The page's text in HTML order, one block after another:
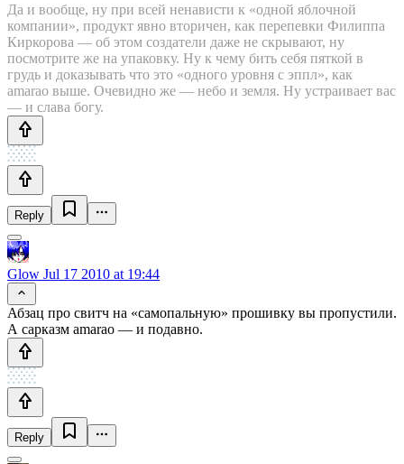
Да и вообще, ну при всей ненависти к «одной яблочной
компании», продукт явно вторичен, как перепевки Филиппа
Киркорова — об этом создатели даже не скрывают, ну
посмотрите же на упаковку. Ну к чему бить себя пяткой в
грудь и доказывать что это «одного уровня с эппл», как
amarao выше. Очевидно же — небо и земля. Ну устраивает вас
— и слава богу.
Reply
Glow Jul 17 2010 at 19:44
Абзац про свитч на «самопальную» прошивку вы пропустили.
А сарказм amarao — и подавно.
Reply